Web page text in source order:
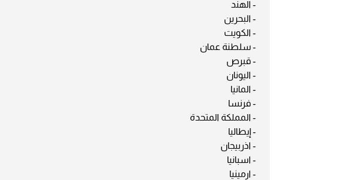
- الهند
- البحرين
- الكويت
- سلطنة عمان
- قبرص
- اليونان
- المانيا
- فرنسا
- المملكة المتحدة
- إيطاليا
- اذربيجان
- اسبانيا
- ارمينيا